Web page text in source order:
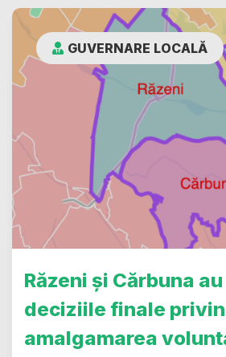
GUVERNARE LOCALĂ
Răzeni și Cărbuna
deciziile finale
amalgamarea